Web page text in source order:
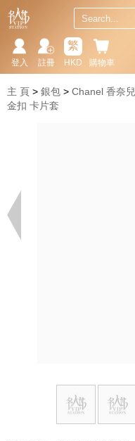
購物車
繁
HKD
註冊
登入
主 頁 銀包 Chanel 香奈兒
金扣 卡片套